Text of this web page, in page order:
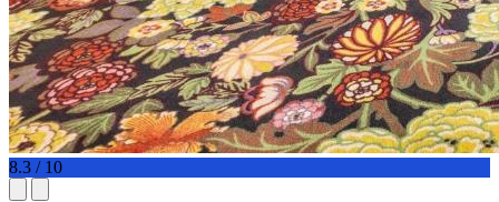
8.3 / 10